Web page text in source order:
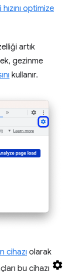
optimize
artık
gezinme
kullanır.
cihazı olarak
bu cihazı